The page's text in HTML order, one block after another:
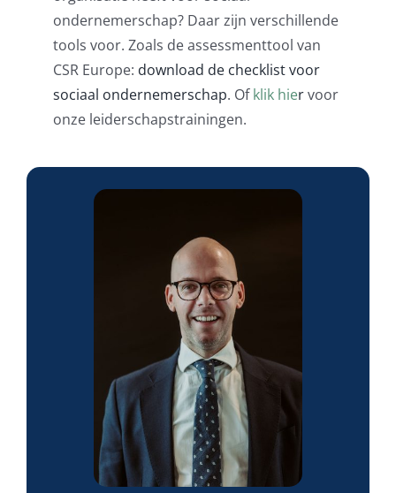
ondernemerschap? Daar zijn verschillende
tools voor. Zoals de assessmenttool van
CSR Europe: download de checklist voor
sociaal ondernemerschap. Ofklik hiervoor
onze leiderschapstrainingen.